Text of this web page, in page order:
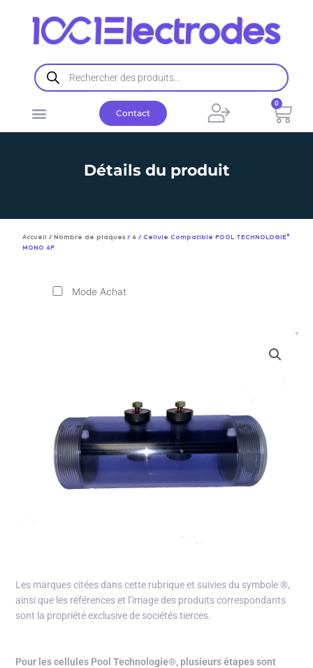
contenu
Recherche
de
produits
Contact
0
Détails du produit
Accueil / Nombre de plaques / 4 / Cellule Compatible POOL TECHNOLOGIE®
MONO 4P
Mode Achat
Les marques citées dans cette rubrique et suivies du symbole®,
ainsi que les références et l’image des produits correspondants
sont la propriété exclusive de sociétés tierces.
Pour les cellules Pool Technologie®, plusieurs étapes sont